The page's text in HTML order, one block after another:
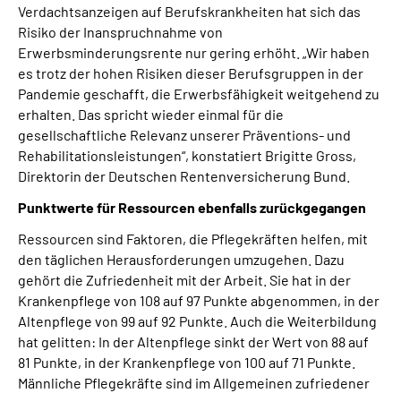
Verdachtsanzeigen auf Berufskrankheiten hat sich das
Risiko der Inanspruchnahme von
Erwerbsminderungsrente nur gering erhöht. „Wir haben
es trotz der hohen Risiken dieser Berufsgruppen in der
Pandemie geschafft, die Erwerbsfähigkeit weitgehend zu
erhalten. Das spricht wieder einmal für die
gesellschaftliche Relevanz unserer Präventions- und
Rehabilitationsleistungen“, konstatiert Brigitte Gross,
Direktorin der Deutschen Rentenversicherung Bund.
Punktwerte für Ressourcen ebenfalls zurückgegangen
Ressourcen sind Faktoren, die Pflegekräften helfen, mit
den täglichen Herausforderungen umzugehen. Dazu
gehört die Zufriedenheit mit der Arbeit. Sie hat in der
Krankenpflege von 108 auf 97 Punkte abgenommen, in der
Altenpflege von 99 auf 92 Punkte. Auch die Weiterbildung
hat gelitten: In der Altenpflege sinkt der Wert von 88 auf
81 Punkte, in der Krankenpflege von 100 auf 71 Punkte.
Männliche Pflegekräfte sind im Allgemeinen zufriedener